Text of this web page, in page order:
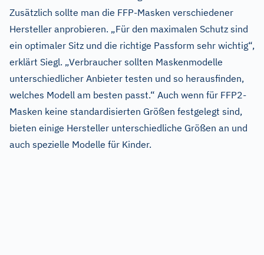
Zusätzlich sollte man die FFP-Masken verschiedener
Hersteller anprobieren. „Für den maximalen Schutz sind
ein optimaler Sitz und die richtige Passform sehr wichtig“,
erklärt Siegl. „Verbraucher sollten Maskenmodelle
unterschiedlicher Anbieter testen und so herausfinden,
welches Modell am besten passt.“ Auch wenn für FFP2-
Masken keine standardisierten Größen festgelegt sind,
bieten einige Hersteller unterschiedliche Größen an und
auch spezielle Modelle für Kinder.